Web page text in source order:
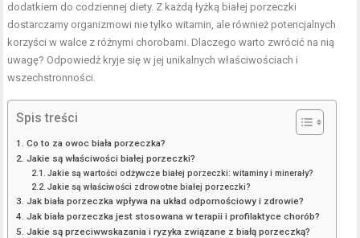
dodatkiem do codziennej diety. Z każdą łyżką białej porzeczki
dostarczamy organizmowi nie tylko witamin, ale również potencjalnych
korzyści w walce z różnymi chorobami. Dlaczego warto zwrócić na nią
uwagę? Odpowiedź kryje się w jej unikalnych właściwościach i
wszechstronności.
Spis treści
Co to za owoc biała porzeczka?
Jakie są właściwości białej porzeczki?
Jakie są wartości odżywcze białej porzeczki: witaminy i minerały?
Jakie są właściwości zdrowotne białej porzeczki?
Jak biała porzeczka wpływa na układ odpornościowy i zdrowie?
Jak biała porzeczka jest stosowana w terapii i profilaktyce chorób?
Jakie są przeciwwskazania i ryzyka związane z białą porzeczką?